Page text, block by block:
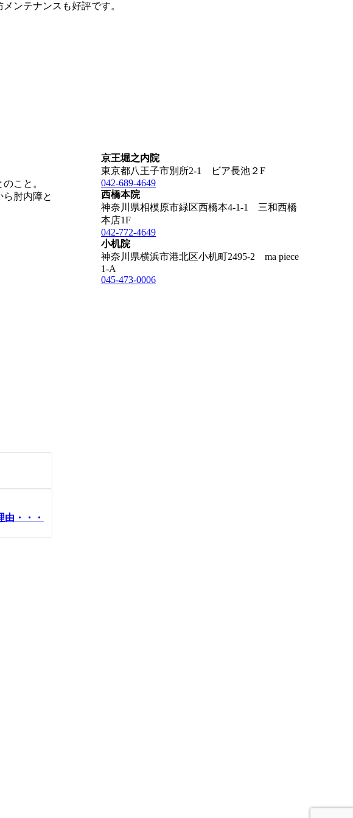
ンテナンスも好評です。
こと。
肘内障と
・・・
京王堀之内院
東京都八王子市別所2-1 ビア長池２F
042-689-4649
西橋本院
神奈川県相模原市緑区西橋本4-1-1 三和西橋
本店1F
042-772-4649
小机院
神奈川県横浜市港北区小机町2495-2 ma piece
1-A
045-473-0006